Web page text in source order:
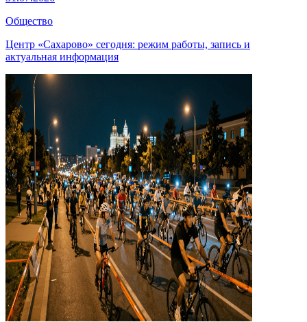
Общество
Центр «Сахарово» сегодня: режим работы, запись и
актуальная информация